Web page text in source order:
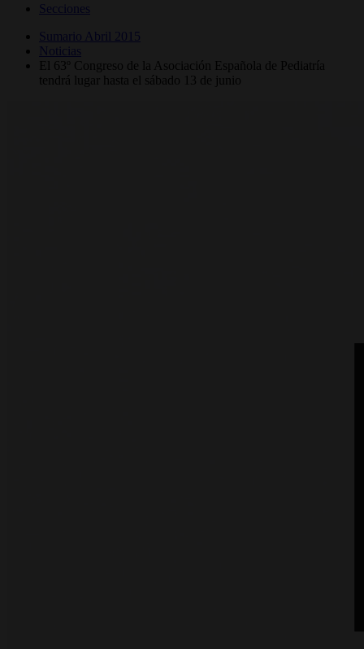
Secciones
Sumario Abril 2015
Noticias
El 63º Congreso de la Asociación Española de Pediatría
tendrá lugar hasta el sábado 13 de junio